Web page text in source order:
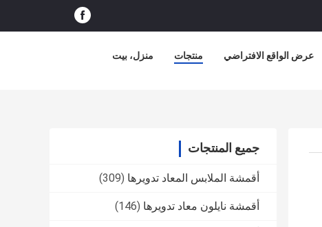
منزل، بيت منتجات عرض الواقع الافتراضي
جميع المنتجات
أقمشة الملابس المعاد تدويرها (309)
أقمشة نايلون معاد تدويرها (146)